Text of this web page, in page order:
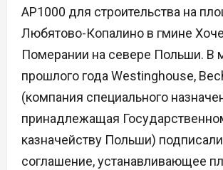
AP1000 для строительства на
Любятово-Копалино в гмине
Померании на севере Польши. В
прошлого года Westinghouse,
(компания специального
принадлежащая
казначейству Польши) подписали
соглашение, устанавливающее